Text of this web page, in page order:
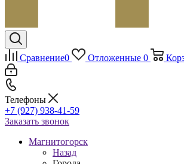
Сравнение0 Отложенные 0
Телефоны
+7 (927) 938-41-59
Заказать звонок
Магнитогорск
Назад